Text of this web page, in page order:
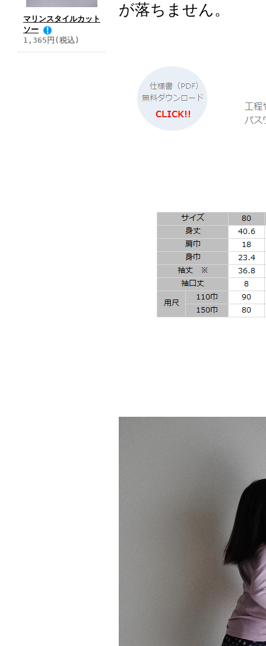
マリンスタイルカット
ソー
1,365円(税込)
が落ちません。